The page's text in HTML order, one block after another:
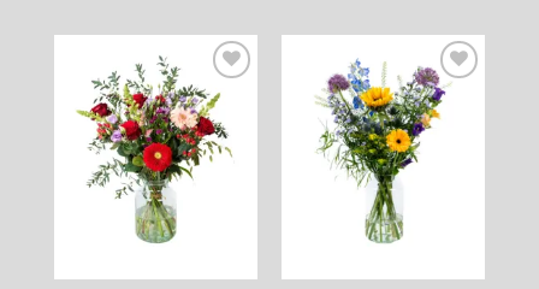
Toevoegen
aan
verlanglijst
Toevoegen
aan
verlanglijst